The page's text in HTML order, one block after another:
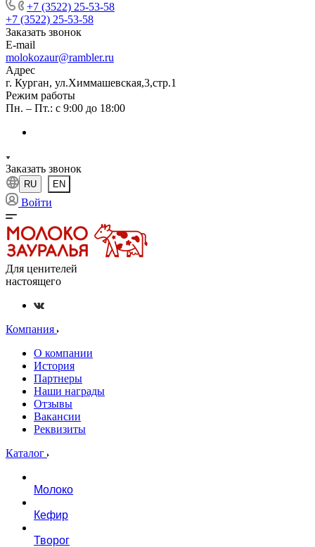
+7 (3522) 25-53-58
+7 (3522) 25-53-58
Заказать звонок
E-mail
molokozaur@rambler.ru
Адрес
г. Курган, ул.Химмашевская,3,стр.1
Режим работы
Пн. – Пт.: с 9:00 до 18:00
Заказать звонок
RU EN
Войти
Для ценителей
настоящего
Компания
О компании
История
Партнеры
Наши награды
Отзывы
Вакансии
Реквизиты
Каталог
Молоко
Кефир
Творог